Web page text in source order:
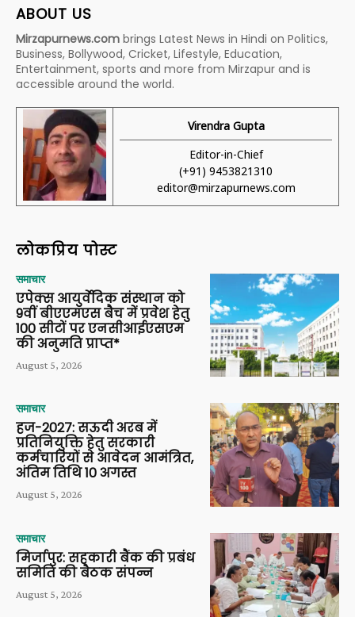
ABOUT US
Mirzapurnews.com brings Latest News in Hindi on Politics,
Business, Bollywood, Cricket, Lifestyle, Education,
Entertainment, sports and more from Mirzapur and is
accessible around the world.
Virendra Gupta
Editor-in-Chief
(+91) 9453821310
editor@mirzapurnews.com
लोकप्रिय पोस्ट
समाचार
एपेक्स आयुर्वेदिक संस्थान को
9वीं बीएएमएस बैच में प्रवेश हेतु
100 सीटों पर एनसीआईएसएम
की अनुमति प्राप्त*
August 5, 2026
समाचार
हज-2027: सऊदी अरब में
प्रतिनियुक्ति हेतु सरकारी
कर्मचारियों से आवेदन आमंत्रित,
अंतिम तिथि 10 अगस्त
August 5, 2026
समाचार
मिर्जापुर: सहकारी बैंक की प्रबंध
समिति की बैठक संपन्न
August 5, 2026